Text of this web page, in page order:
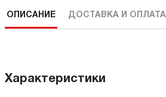
ОПИСАНИЕ ДОСТАВКА И ОПЛАТА
Характеристики